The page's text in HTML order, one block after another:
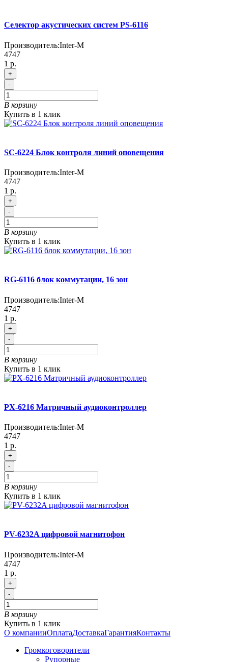
Селектор акустических систем PS-6116
Производитель:Inter-M
4747
1 р.
+
-
В корзину
Купить в 1 клик
SC-6224 Блок контроля линий оповещения
Производитель:Inter-M
4747
1 р.
+
-
В корзину
Купить в 1 клик
RG-6116 блок коммутации, 16 зон
Производитель:Inter-M
4747
1 р.
+
-
В корзину
Купить в 1 клик
PX-6216 Матричный аудиоконтроллер
Производитель:Inter-M
4747
1 р.
+
-
В корзину
Купить в 1 клик
PV-6232A цифровой магнитофон
Производитель:Inter-M
4747
1 р.
+
-
В корзину
Купить в 1 клик
О компанииОплатаДоставкаГарантияКонтакты
Громкоговорители
Рупорные